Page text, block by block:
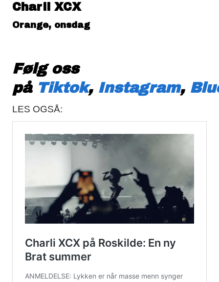
Charli XCX
Orange, onsdag
Følg oss
på Tiktok, Instagram,
LES OGSÅ: